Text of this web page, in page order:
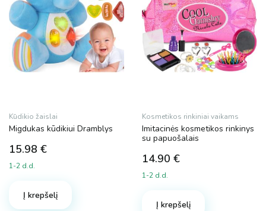
Kūdikio žaislai
Migdukas kūdikiui Dramblys
15.98 €
1-2 d.d.
Į krepšelį
Kosmetikos rinkiniai vaikams
Imitacinės kosmetikos rinkinys
su papuošalais
14.90 €
1-2 d.d.
Į krepšelį